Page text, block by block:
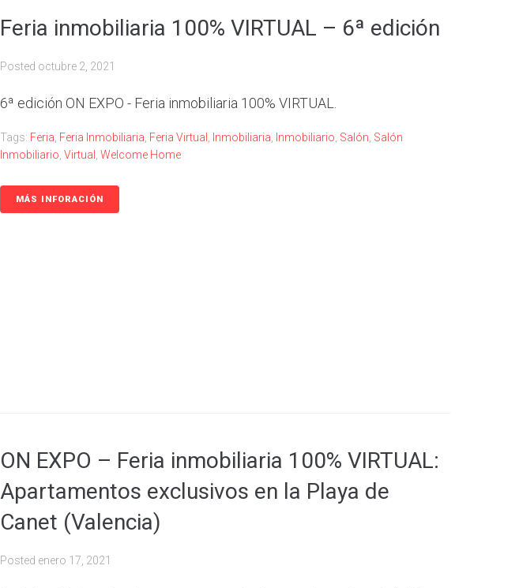
Feria inmobiliaria 100% VIRTUAL – 6ª edición
Posted octubre 2, 2021
6ª edición ON EXPO - Feria inmobiliaria 100% VIRTUAL.
Tags: Feria, Feria Inmobiliaria, Feria Virtual , Inmobiliaria, Inmobiliario, Salón, Salón
Inmobiliario, Virtual , Welcome Home
MÁS INFORACIÓN
ON EXPO – Feria inmobiliaria 100% VIRTUAL:
Apartamentos exclusivos en la Playa de
Canet (Valencia)
Posted enero 17, 2021